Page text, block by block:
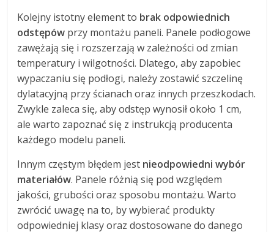
Kolejny istotny element to brak odpowiednich
odstępów przy montażu paneli. Panele podłogowe
zawężają się i rozszerzają w zależności od zmian
temperatury i wilgotności. Dlatego, aby zapobiec
wypaczaniu się podłogi, należy zostawić szczelinę
dylatacyjną przy ścianach oraz innych przeszkodach.
Zwykle zaleca się, aby odstęp wynosił około 1 cm,
ale warto zapoznać się z instrukcją producenta
każdego modelu paneli.
Innym częstym błędem jest nieodpowiedni wybór
materiałów. Panele różnią się pod względem
jakości, grubości oraz sposobu montażu. Warto
zwrócić uwagę na to, by wybierać produkty
odpowiedniej klasy oraz dostosowane do danego